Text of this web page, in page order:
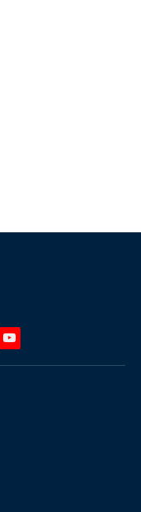
YouTube